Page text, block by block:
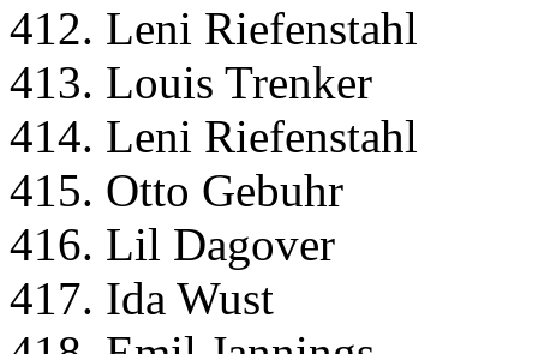
412. Leni Riefenstahl
413. Louis Trenker
414. Leni Riefenstahl
415. Otto Gebuhr
416. Lil Dagover
417. Ida Wust